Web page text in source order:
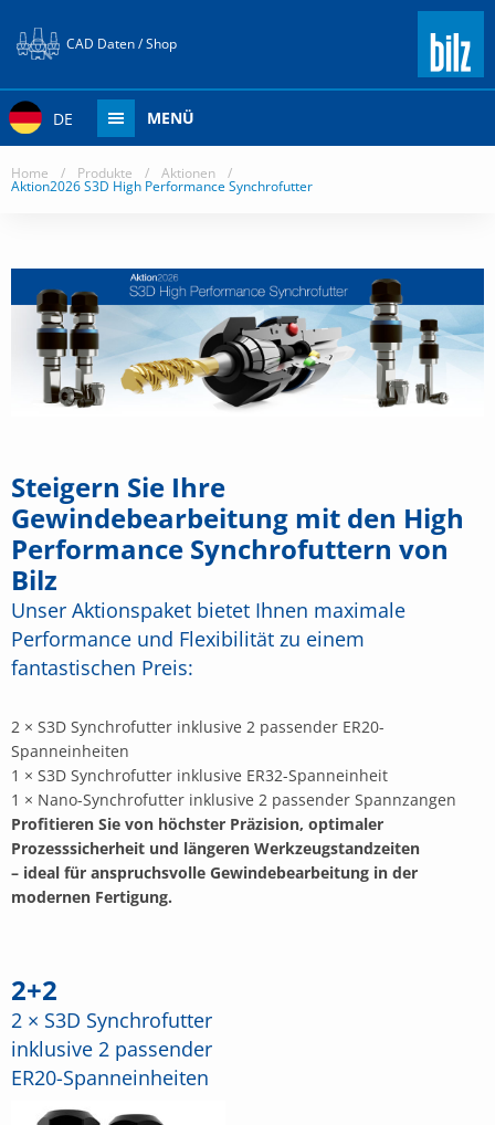
CAD Daten / Shop
DE MENÜ
Home / Produkte / Aktionen /
Aktion2026 S3D High Performance Synchrofutter
Steigern Sie Ihre
Gewindebearbeitung mit den High
Performance Synchrofuttern von
Bilz
Unser Aktionspaket bietet Ihnen maximale
Performance und Flexibilität zu einem
fantastischen Preis:
2 × S3D Synchrofutter inklusive 2 passender ER20-
Spanneinheiten
1 × S3D Synchrofutter inklusive ER32-Spanneinheit
1 × Nano-Synchrofutter inklusive 2 passender Spannzangen
Profitieren Sie von höchster Präzision, optimaler
Prozesssicherheit und längeren Werkzeugstandzeiten
– ideal für anspruchsvolle Gewindebearbeitung in der
modernen Fertigung.
2+2
2 × S3D Synchrofutter
inklusive 2 passender
ER20-Spanneinheiten